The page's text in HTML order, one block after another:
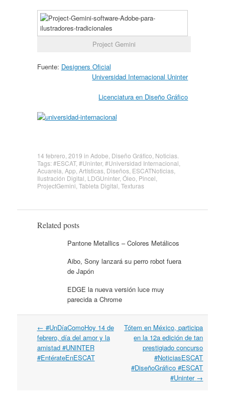
Project Gemini
Fuente: Designers Oficial
Universidad Internacional Uninter
Licenciatura en Diseño Gráfico
14 febrero, 2019 in Adobe Diseño Gráfico Noticias.
Tags:#ESCAT, #Uninter, #Universidad Internacional
Acuarela App Artísticas, Diseños, ESCATNoticias,
Ilustración Digital LDGUninter, Óleo Pincel
ProjectGemini Tableta Digital Texturas
Related posts
Pantone Metallics – Colores Metálicos
Aibo, Sony lanzará su perro robot fuera
de Japón
EDGE la nueva versión luce muy
parecida a Chrome
Post navigation
← #UnDíaComoHoy 14 de
febrero, día del amor y la
amistad #UNINTER
#EntérateEnESCAT
Tótem en México, participa
en la 12a edición de tan
prestigiado concurso
#NoticiasESCAT
#DiseñoGráfico #ESCAT
#Uninter →